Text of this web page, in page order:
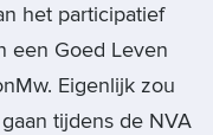
het participatief
een Goed Leven
Eigenlijk zou
tijdens de NVA